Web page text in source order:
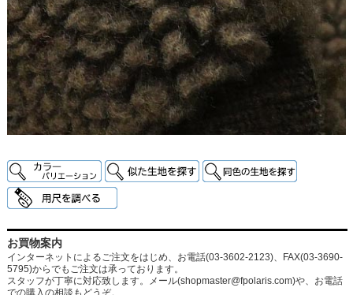
お買物案内
インターネットによるご注文をはじめ、お電話(03-3602-2123)、FAX(03-3690-
5795)からでもご注文は承っております。
スタッフが丁寧に対応致します。メール(shopmaster@fpolaris.com)や、お電話